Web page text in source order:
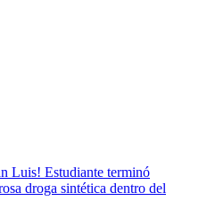
Luis! Estudiante terminó
droga sintética dentro del